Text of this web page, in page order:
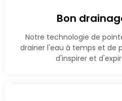
Bon
Notre technologie de
drainer l'eau à temps et de
d'inspirer et